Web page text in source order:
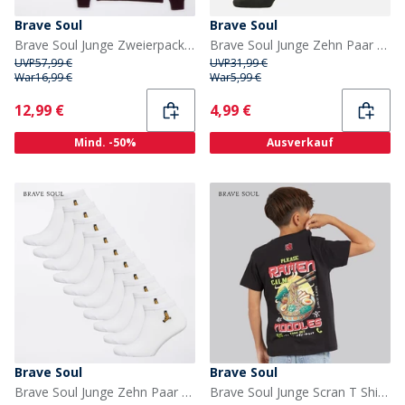
Brave Soul
Brave Soul Junge Zweierpack Langarm Poloshirts Mehrfarbig
UVP57,99 €
War16,99 €
Current
12,99 €
Mind. -50%
Brave Soul
Brave Soul Junge Zehn Paar Sneaker Socken Schwarz
UVP31,99 €
War5,99 €
Current
4,99 €
Ausverkauf
Brave Soul
Brave Soul Junge Zehn Paar Sportsocken Weiß
Brave Soul
Brave Soul Junge Scran T Shirt Jet Schwarz/Multi Farbe